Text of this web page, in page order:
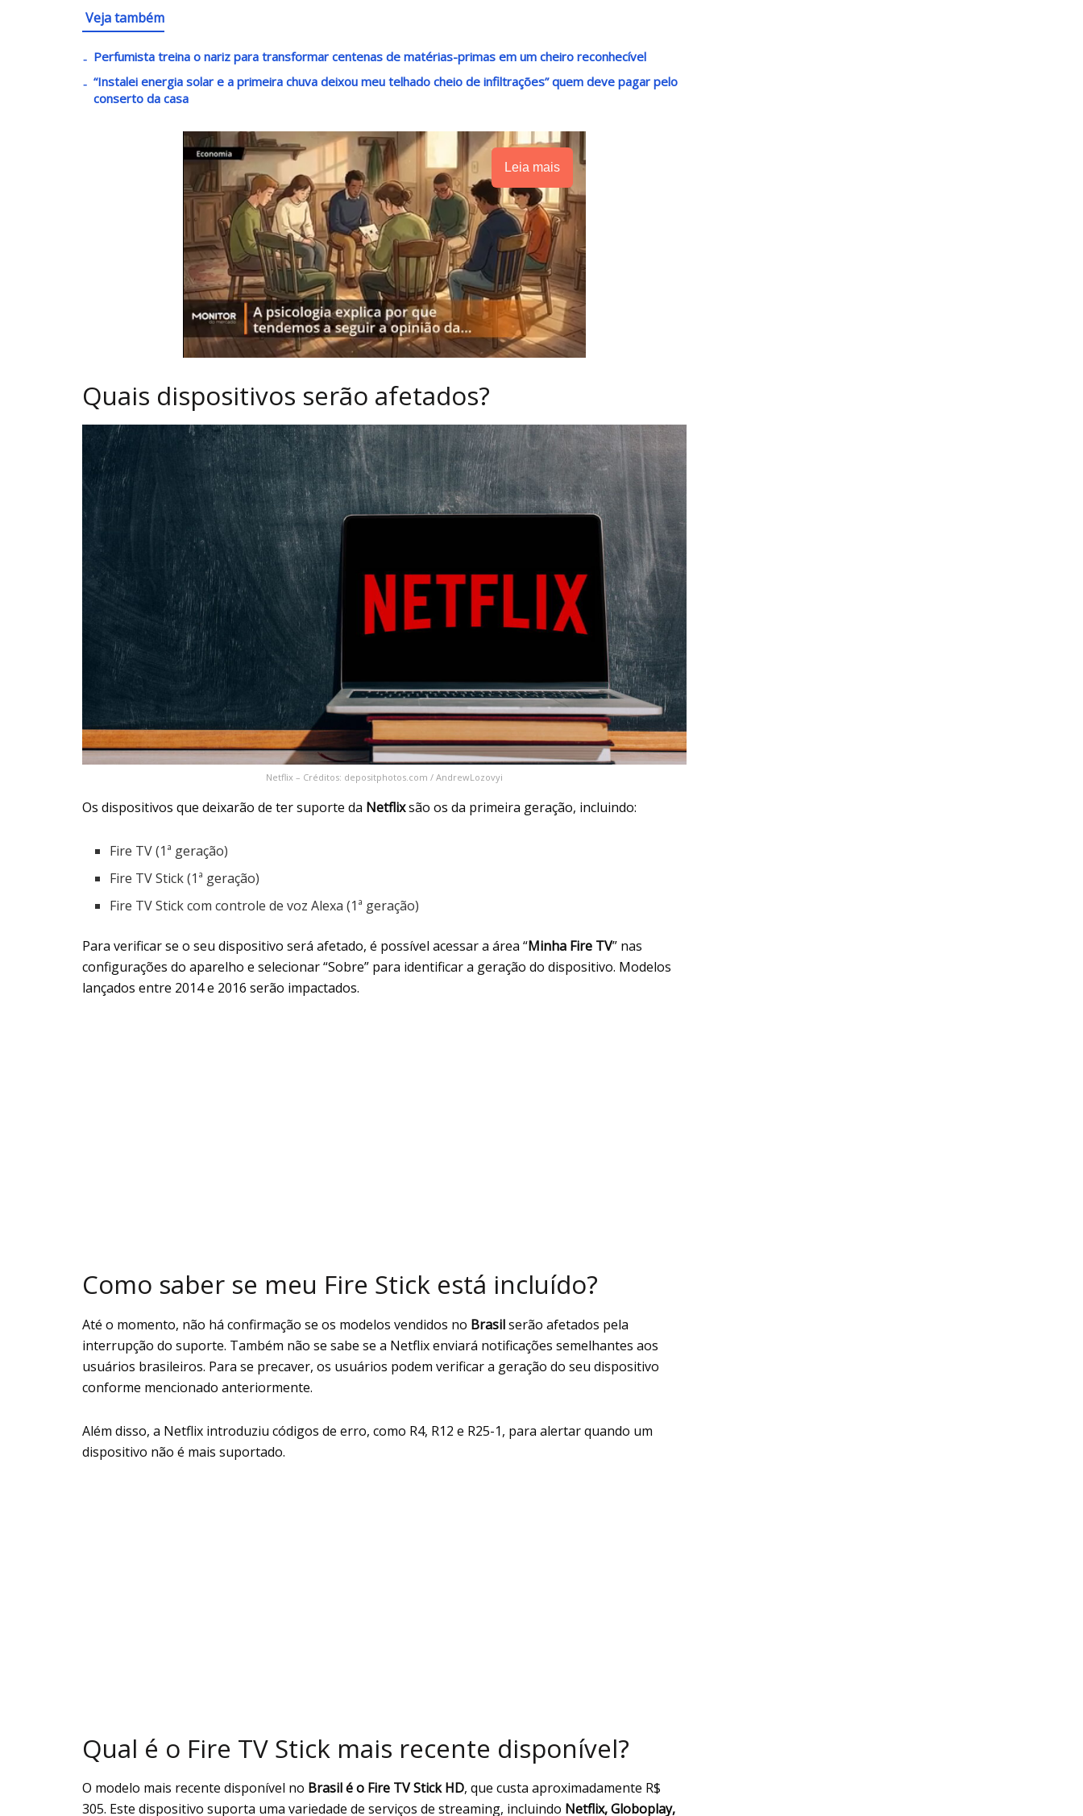
Veja também
Perfumista treina o nariz para transformar centenas de matérias-primas em um cheiro reconhecível
“Instalei energia solar e a primeira chuva deixou meu telhado cheio de infiltrações” quem deve pagar pelo
conserto da casa
Leia mais
Quais dispositivos serão afetados?
Netflix – Créditos: depositphotos.com / AndrewLozovyi
Os dispositivos que deixarão de ter suporte da Netflixsão os da primeira geração, incluindo:
Fire TV (1ª geração)
Fire TV Stick (1ª geração)
Fire TV Stick com controle de voz Alexa (1ª geração)
Para verificar se o seu dispositivo será afetado, é possível acessar a área “Minha Fire TV” nas
configurações do aparelho e selecionar “Sobre” para identificar a geração do dispositivo. Modelos
lançados entre 2014 e 2016 serão impactados.
Como saber se meu Fire Stick está incluído?
Até o momento, não há confirmação se os modelos vendidos no Brasilserão afetados pela
interrupção do suporte. Também não se sabe se a Netflix enviará notificações semelhantes aos
usuários brasileiros. Para se precaver, os usuários podem verificar a geração do seu dispositivo
conforme mencionado anteriormente.
Além disso, a Netflix introduziu códigos de erro, como R4, R12 e R25-1, para alertar quando um
dispositivo não é mais suportado.
Qual é o Fire TV Stick mais recente disponível?
O modelo mais recente disponível no Brasil é o Fire TV Stick HD, que custa aproximadamente R$
305. Este dispositivo suporta uma variedade de serviços de streaming, incluindo Netflix, Globoplay,